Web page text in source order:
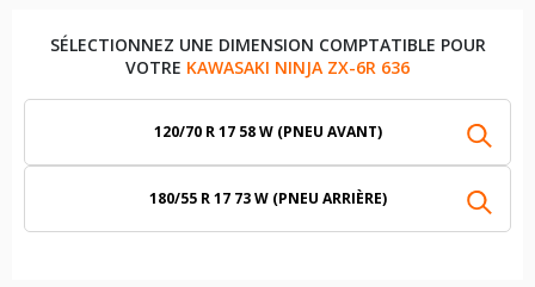
SÉLECTIONNEZ UNE DIMENSION COMPTATIBLE POUR
VOTRE KAWASAKI NINJA ZX-6R 636
120/70 R 17 58 W (PNEU AVANT)
180/55 R 17 73 W (PNEU ARRIÈRE)